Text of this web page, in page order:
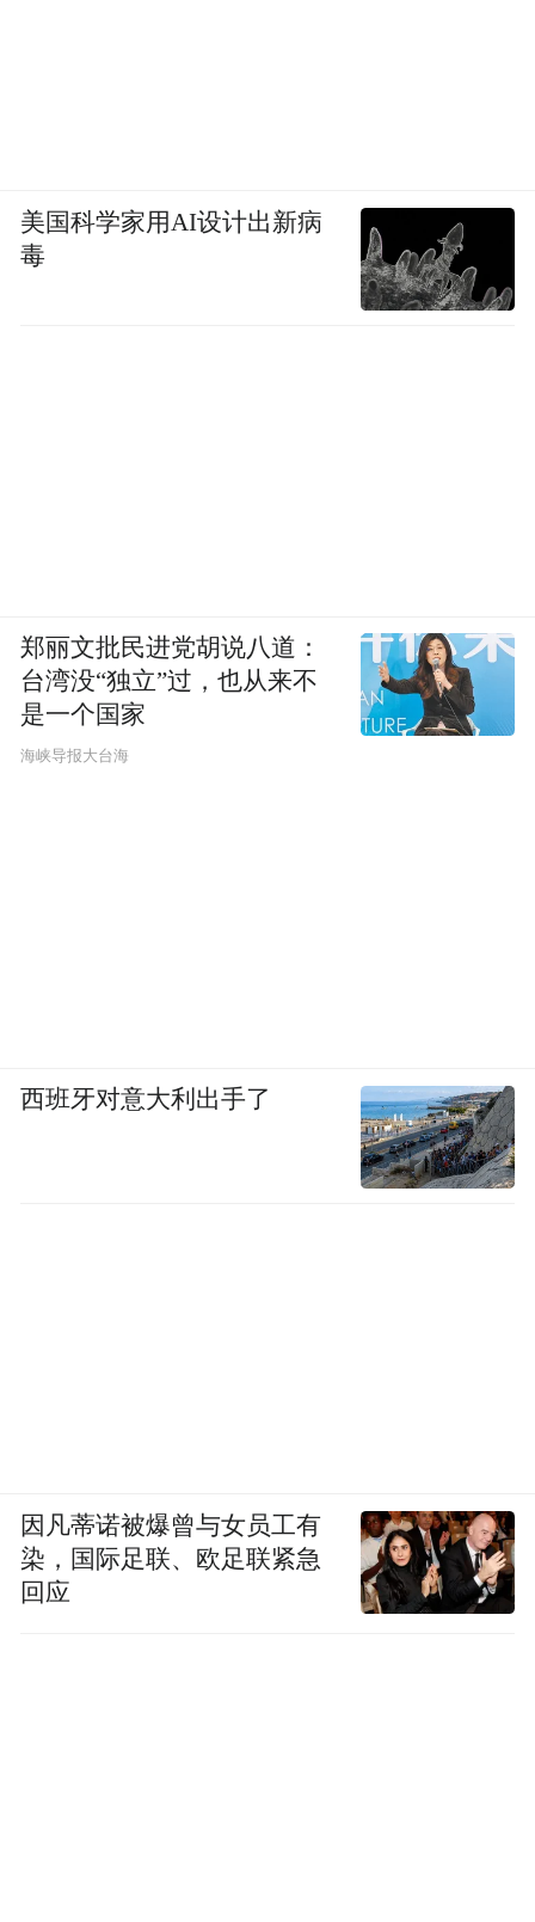
美国科学家用AI设计出新病
毒
郑丽文批民进党胡说八道：
台湾没“独立”过，也从来不
是一个国家
​海峡导报大台海
西班牙对意大利出手了
因凡蒂诺被爆曾与女员工有
染，国际足联、欧足联紧急
回应